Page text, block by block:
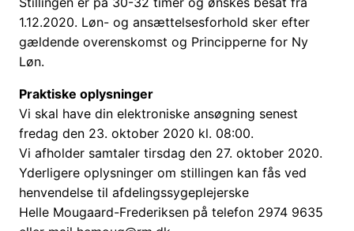
1.12.2020. Løn- og ansættelsesforhold sker efter
gældende overenskomst og Principperne for Ny
Løn.
Praktiske oplysninger
Vi skal have din elektroniske ansøgning senest
fredag den 23. oktober 2020 kl. 08:00.
Vi afholder samtaler tirsdag den 27. oktober 2020.
Yderligere oplysninger om stillingen kan fås ved
henvendelse til afdelingssygeplejerske
Helle Mougaard-Frederiksen på telefon 2974 9635